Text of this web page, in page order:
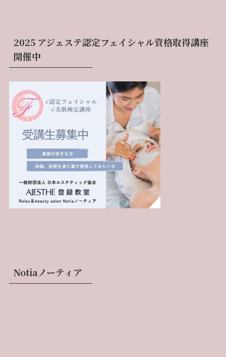
2025 アジェステ認定フェイシャル資格取得講座
開催中
Notiaノーティア